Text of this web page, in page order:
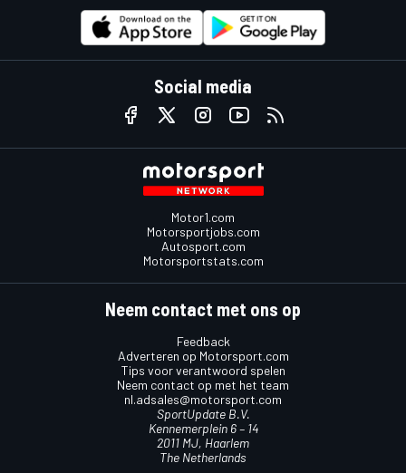
Social media
Motor1.com
Motorsportjobs.com
Autosport.com
Motorsportstats.com
Neem contact met ons op
Feedback
Adverteren op Motorsport.com
Tips voor verantwoord spelen
Neem contact op met het team
nl.adsales@motorsport.com
SportUpdate B.V.
Kennemerplein 6 – 14
2011 MJ, Haarlem
The Netherlands